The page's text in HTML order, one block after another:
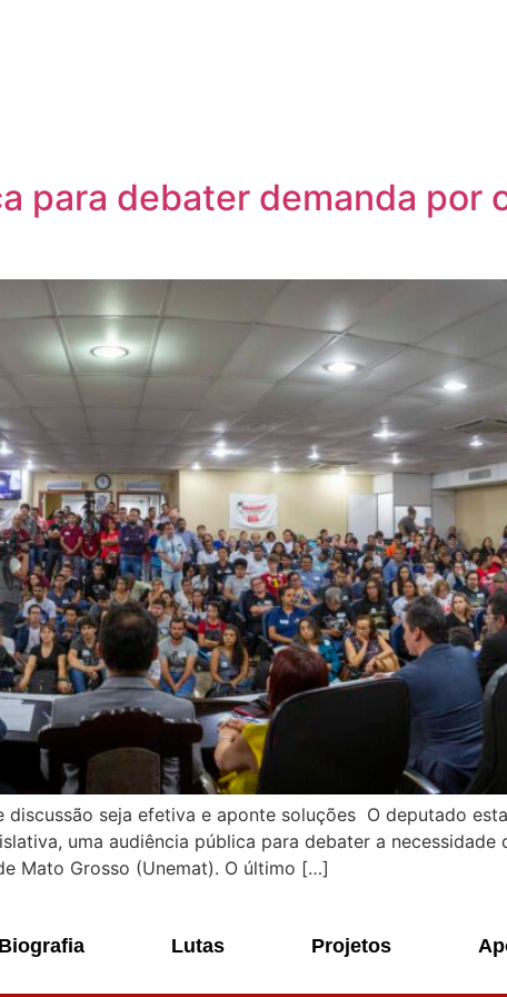
para debater demanda por
seja efetiva e aponte soluções O deputado
uma audiência pública para debater a
Mato Grosso (Unemat). O último […]
Biografia Lutas Projetos